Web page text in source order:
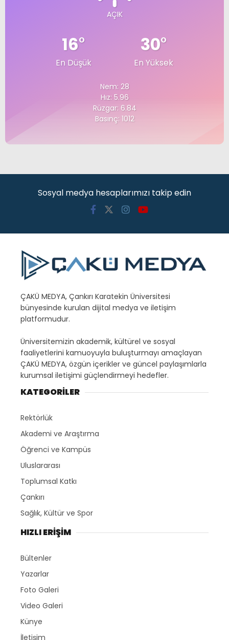
AÇIK
16°
En Düşük
30°
En Yüksek
Nem: 28
Hız: 5.96
Rüzgar: 6.84
Basınç: 1012
Sosyal medya hesaplarımızı takip edin
ÇAKÜ MEDYA, Çankırı Karatekin Üniversitesi
bünyesinde kurulan dijital medya ve iletişim
platformudur.
Üniversitemizin akademik, kültürel ve sosyal
faaliyetlerini kamuoyuyla buluşturmayı amaçlayan
ÇAKÜ MEDYA, özgün içerikler ve güncel paylaşımlarla
kurumsal iletişimi güçlendirmeyi hedefler.
KATEGORİLER
Rektörlük
Akademi ve Araştırma
Öğrenci ve Kampüs
Uluslararası
Toplumsal Katkı
Çankırı
Sağlık, Kültür ve Spor
HIZLI ERİŞİM
Bültenler
Yazarlar
Foto Galeri
Video Galeri
Künye
İletişim